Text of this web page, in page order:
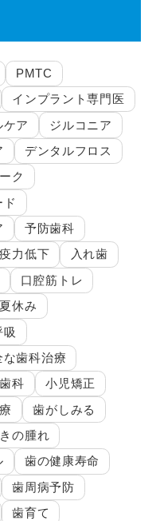
PMTC
インプラント専門医
ケア
ジルコニア
デンタルフロス
ク
ド
予防歯科
力低下
入れ歯
口腔筋トレ
夏休み
な歯科治療
科
小児矯正
歯がしみる
の腫れ
歯の健康寿命
歯周病予防
歯育て